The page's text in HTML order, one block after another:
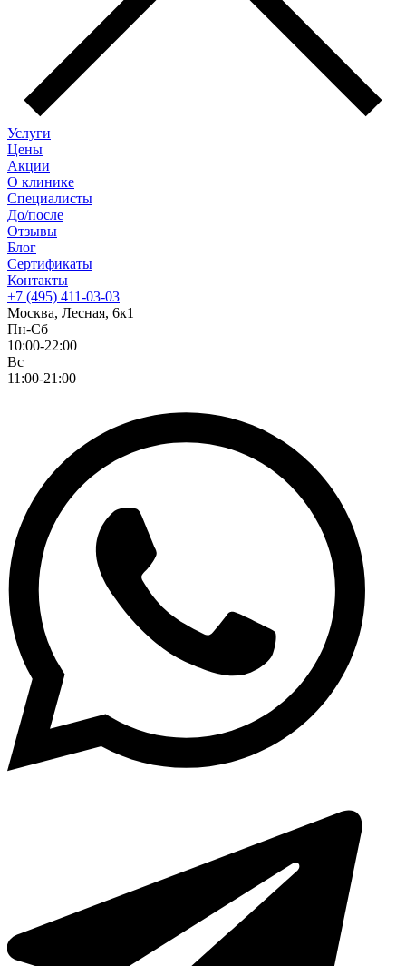
Услуги
Цены
Акции
О клинике
Специалисты
До/после
Отзывы
Блог
Сертификаты
Контакты
+7 (495) 411-03-03
Москва, Лесная, 6к1
Пн-Сб
10:00-22:00
Вс
11:00-21:00